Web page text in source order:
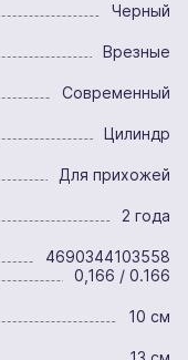
Черный
Врезные
Современный
Цилиндр
Для прихожей
2 года
4690344103558
0,166 / 0.166
10 см